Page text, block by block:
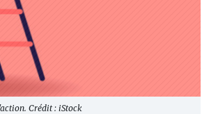
Crédit : iStock